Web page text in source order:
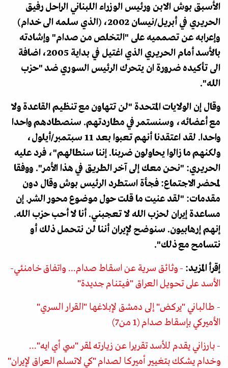
الأسبق بوش الابن ورئيس الوزراء اللبناني الراحل رفيق
الحريري في أبريل/نيسان 2002، (الذي سلمه الى خدام)
وإعرابه عن تصمميه على "التخلص من صدام" وإشادته
بالأسد أمام الحريري الذي اغتيل في بداية 2005، اضافة
الى تأكيده ضرورة ان يتحرك الرئيس السوري ضد "حزب
الله".
وقال إن الولايات المتحدة "لن تتهاون مع تنظيم القاعدة ولا
مع أعضائه، وسنستمر في مطاردتهم. سنصطادهم واحدا
واحدا. لقد اعتقدنا أنهم تعبوا بعد 11 سبتمبر/أيلول،
ولكنهم ما زالوا يحاولون ضربنا. إننا سنطالهم"، فرد عليه
الحريري: "نحن معك إلى آخر الطريق في هذا الأمر". ووفقا
لمحضر الاجتماع: فجأة استطرد الرئيس بوش وقال دون
مقدمات: "لقد عنيت ما قلت حول موضوع محور الشر. إن
مساعدة إيران لحزب الله لا تعجبني. أنا لا أحب حزب الله.
إنهم إرهابيون. سنوضح لإيران أننا لن نتحمل ذلك أو
نتسامح مع ذلك".
إقرأ المزيد: - وثائق سرية عن اسقاط صدام... واتفاق خامنئي-
الأسد على تحويل العراق "فيتنام جديدة"
- طالباني "يركض" إلى دمشق لإبلاغها "القرار السري"
الأميركي بإسقاط صدام (1 من7)
- بارزاني يقدم للأسد تقريرا عن زيارته لمقر "سي أي ايه"...
وخدام يشكك بتغيير أميركا لصدام "كي لاتسلم العراق لإيران"